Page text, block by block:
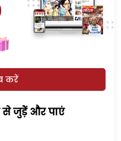
करें
से जुड़ेें और पाएं